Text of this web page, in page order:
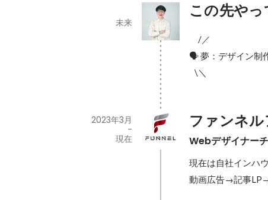
この先や
未来
/／
🗣 夢：デザイン制
   \＼
ファンネ
Webデザイナー
2023年3月
-
現在
現在は自社インハ